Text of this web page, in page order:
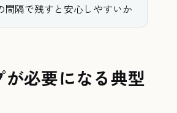
間隔で残すと安心しやすいか
必要になる典型